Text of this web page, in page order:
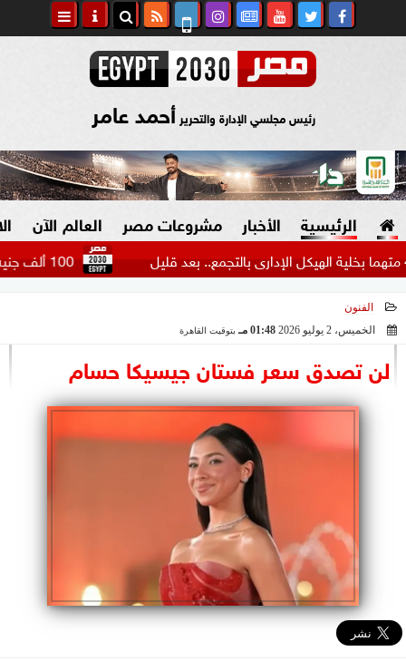
رئيس مجلسي الإدارة والتحرير أحمد عامر
الرئيسية الأخبار
السياسة
الرئاسة
الوزارات
الأحزاب
مشروعات مصر
صنع في مصر
العالم الآن
100 ألف جنيه تكسب كام في الشهر؟.. حساب أرباح شهادات...
الفنون
الخميس، 2 يوليو 2026
01:48 مـ بتوقيت القاهرة
لن تصدق سعر فستان جيسيكا حسام